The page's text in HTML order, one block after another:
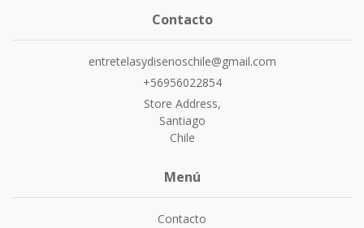
Contacto
entretelasydisenoschile@gmail.com
+56956022854
Store Address,
Santiago
Chile
Menú
Contacto